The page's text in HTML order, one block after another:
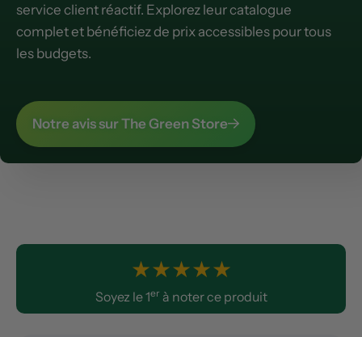
service client réactif. Explorez leur catalogue
complet et bénéficiez de prix accessibles pour tous
les budgets.
Notre avis sur The Green Store
★★★★★
Soyez le 1er à noter ce produit